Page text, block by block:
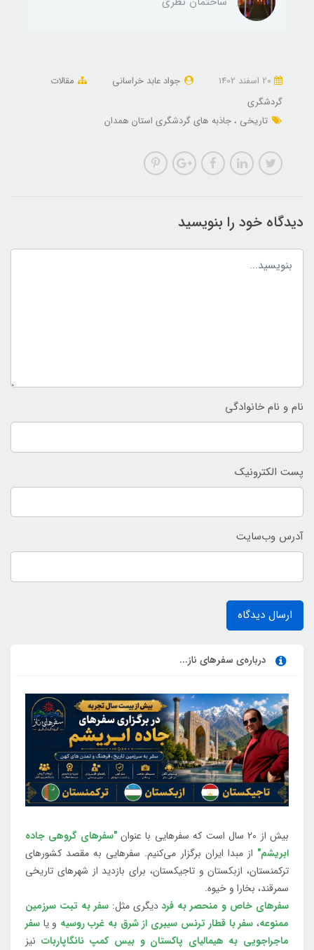
جواد عابد خراسانی
مقالات
گردشگری
تاریخی
جاذبه های گردشگری استان همدان
دیدگاه خود را بنویسید
نام و نام خانوادگی
پست الکترونیک
آدرس وب‌سایت
ارسال دیدگاه
درباره‌ی سفرهای ناز...
بیش از 20 سال است که سفرهایی با عنوان
"سفرهای گروهی جاده
ابریشم" از مبدا ایران برگزار می‌کنیم. سفرهایی به مقصد کشورهای
ترکمنستان، ازبکستان و تاجیکستان، برای بازدید از شهرهای تاریخی
سمرقند، بخارا و خیوه.
سفرهای خاص و منحصر به فرددیگری مثل:سفر به تبت سرزمین
ممنوعه، سفر با قطار ترنس سیبری از شرق به غرب روسیه و یا سفر
ماجراجویی به هیمالیای پاکستان و بیس کمپ نانگاپاربات نیز